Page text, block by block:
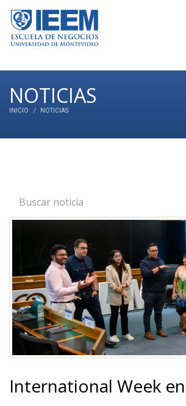
NOTICIAS
INICIO NOTICIAS
International Week